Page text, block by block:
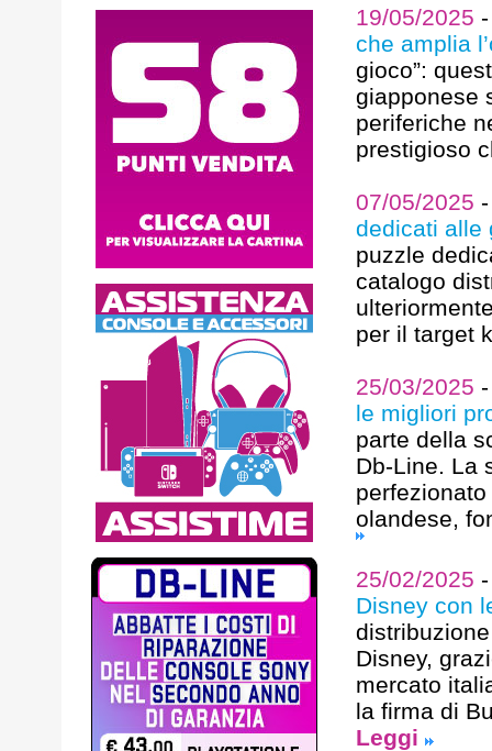
19/05/2025
che amplia
gioco”:
giapponese
periferiche
prestigioso
07/05/2025
dedicati alle
puzzle
catalogo
per il target
25/03/2025
le migliori
parte della
Db-Line. La
olandese,
25/02/2025
Disney con
Disney,
mercato
la firma di
Leggi